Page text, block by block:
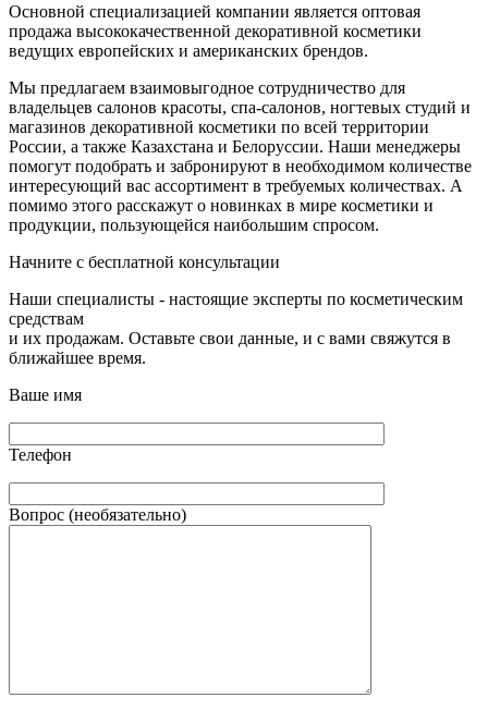
Основной специализацией компании является оптовая
продажа высококачественной декоративной косметики
ведущих европейских и американских брендов.
Мы предлагаем взаимовыгодное сотрудничество для
владельцев салонов красоты, спа-салонов, ногтевых студий и
магазинов декоративной косметики по всей территории
России, а также Казахстана и Белоруссии. Наши менеджеры
помогут подобрать и забронируют в необходимом количестве
интересующий вас ассортимент в требуемых количествах. А
помимо этого расскажут о новинках в мире косметики и
продукции, пользующейся наибольшим спросом.
Начните с бесплатной консультации
Наши специалисты - настоящие эксперты по косметическим
средствам
и их продажам. Оставьте свои данные, и с вами свяжутся в
ближайшее время.
Ваше имя
Телефон
Вопрос (необязательно)